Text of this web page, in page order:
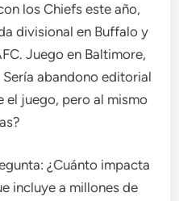
los Chiefs este año,
divisional en Buffalo y
Juego en Baltimore,
abandono editorial
el juego, pero al mismo
¿Cuánto impacta
incluye a millones de